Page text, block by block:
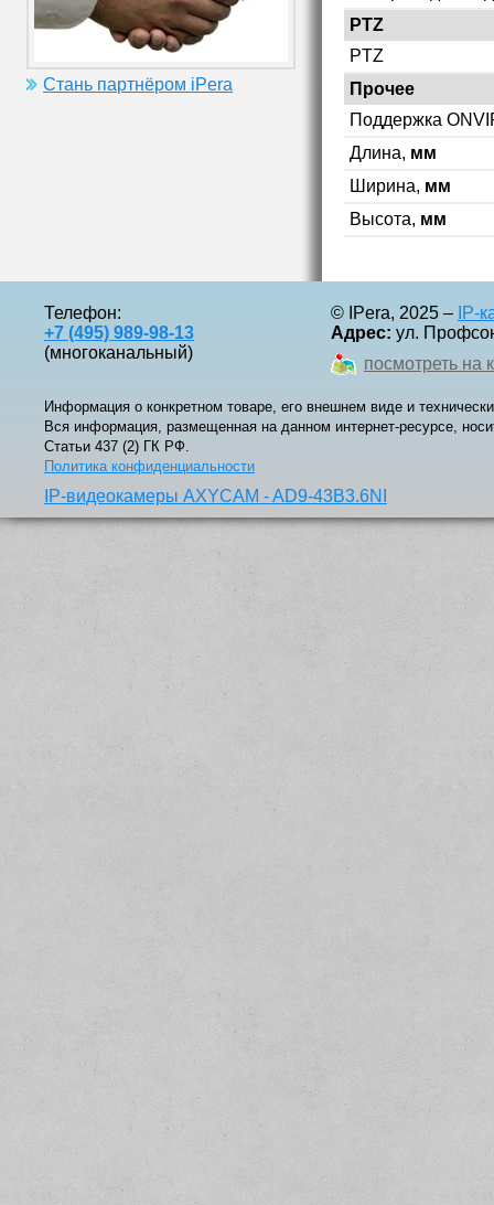
Стань партнёром iPera
PTZ
PTZ
Прочее
Поддержка
Длина, мм
Ширина, мм
Высота, мм
Телефон:
+7 (495) 989-98-13
(многоканальный)
© IPera, 2025 – IP-
Адрес: ул.
посмотреть на
Информация о конкретном товаре, его внешнем виде и
Вся информация, размещенная на данном интернет-ресурсе,
Статьи 437 (2) ГК РФ.
Политика конфиденциальности
IP-видеокамеры AXYCAM - AD9-43B3.6NI